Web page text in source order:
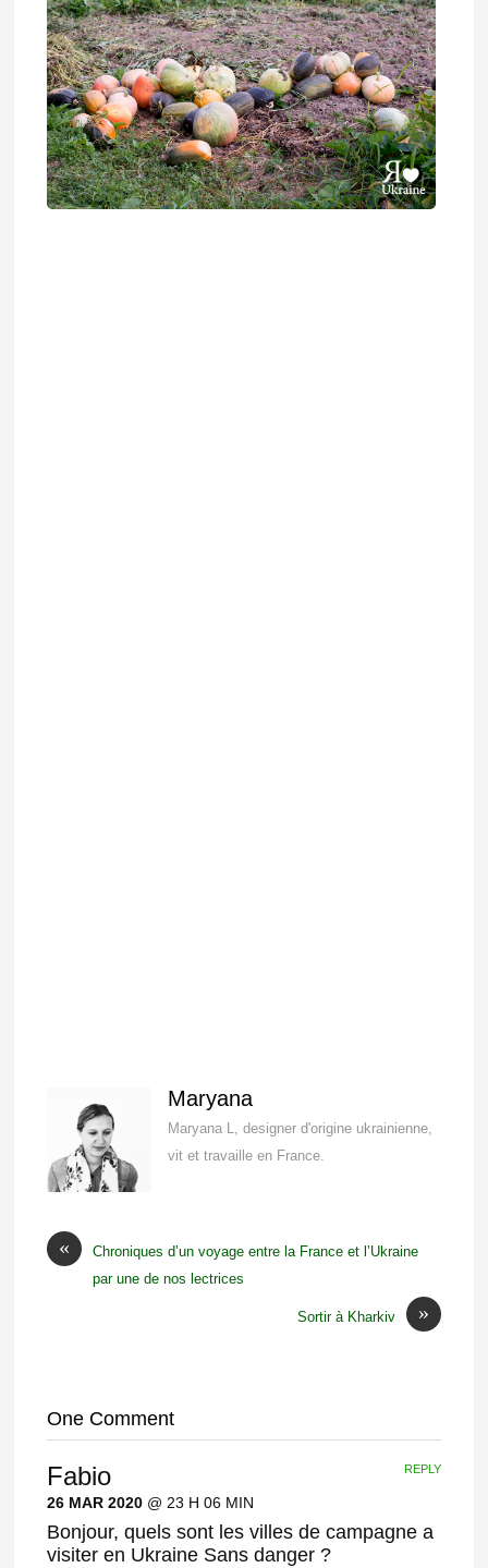
Maryana
Maryana L, designer d'origine ukrainienne,
vit et travaille en France.
«
Chroniques d’un voyage entre la France et l’Ukraine
par une de nos lectrices
»
Sortir à Kharkiv
One Comment
Fabio
26 MAR 2020 @ 23 H 06 MIN
Bonjour, quels sont les villes de campagne a
visiter en Ukraine Sans danger ?
REPLY